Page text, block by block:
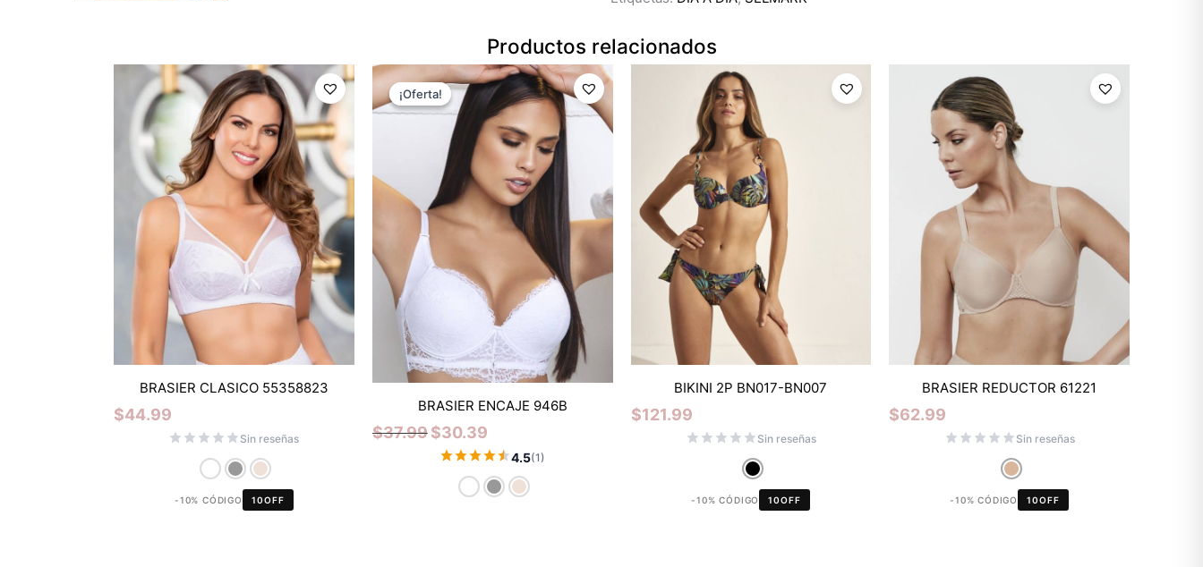
Productos relacionados
BRASIER CLASICO 55358823
$44.99
Sin reseñas
-10% CÓDIGO 10OFF
¡Oferta!
¡Oferta!
BRASIER ENCAJE 946B
$37.99
precio
original
era:
$37.99.
$30.39
El
precio
actual
es:
$30.39.
4.5(1)
BIKINI 2P BN017-BN007
$121.99
Sin reseñas
-10% CÓDIGO 10OFF
BRASIER REDUCTOR 61221
$62.99
Sin reseñas
-10% CÓDIGO 10OFF
Mixtwo - Lencería y Ropa
Gracias por visitarnos. Te asesoramos